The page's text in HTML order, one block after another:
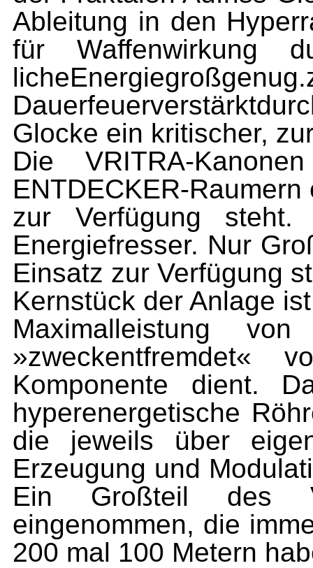
Ableitung in den
für Waffenwirkung
Glocke ein kritischer,
Die VRITRA-
ENTDECKER-
zur Verfügung
Energiefresser. Nur
Einsatz zur Verfügung
Kernstück der Anlage
Maximalleistung
Komponente dient.
hyperenergetische
die jeweils über
Erzeugung und
Ein Großteil des
eingenommen, die
200 mal 100 Metern